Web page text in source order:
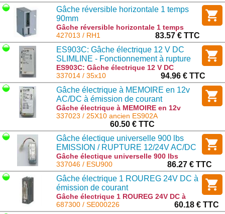
Gâche réversible horizontale 1 temps
90mm
Gâche réversible horizontale 1 temps
90mm : RH1
427013 / RH1
83.57 € TTC
ES903C: Gâche électrique 12 V DC
SLIMLINE - Fonctionnement à rupture
de courant
ES903C: Gâche électrique 12 V DC
SLIMLINE - Fonctionnement à rupture de
courant : 35x10
337014 / 35x10
94.96 € TTC
Gâche électrique à MEMOIRE en 12v
AC/DC à émission de courant
Gâche électrique à MEMOIRE en 12v
AC/DC à émission de courant : 25X10
337023 / 25X10 ancien ES902A
60.50 € TTC
Gâche électique universelle 900 lbs
EMISSION / RUPTURE 12/24V AC/DC
Gâche électique universelle 900 lbs
EMISSION / RUPTURE 12/24V AC/DC :
ESU900
337046 / ESU900
86.27 € TTC
Gâche électrique 1 ROUREG 24V DC à
émission de courant
Gâche électrique 1 ROUREG 24V DC à
émission de courant : SE000226
687300 / SE000226
60.18 € TTC